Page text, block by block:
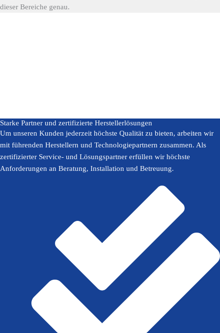
dieser Bereiche genau.
Starke Partner und zertifizierte Herstellerlösungen
Um unseren Kunden jederzeit höchste Qualität zu bieten, arbeiten wir
mit führenden Herstellern und Technologiepartnern zusammen. Als
zertifizierter Service- und Lösungspartner erfüllen wir höchste
Anforderungen an Beratung, Installation und Betreuung.